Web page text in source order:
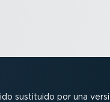
sustituido por una